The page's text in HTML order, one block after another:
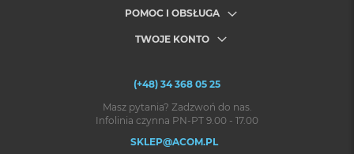
POMOC I OBSŁUGA
TWOJE KONTO
(+48) 34 368 05 25
Masz pytania? Zadzwoń do nas.
Infolinia czynna PN-PT 9.00 - 17.00
SKLEP@ACOM.PL